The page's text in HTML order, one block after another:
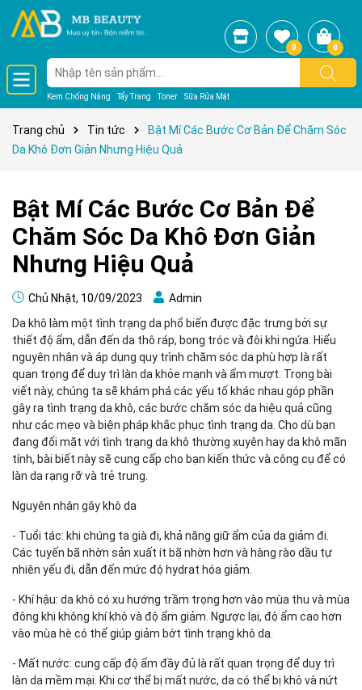
Kem Chống Nắng Tẩy Trang Toner Sữa Rửa Mặt
0 0
Trang chủ Tin tức
Bật Mí Các Bước Cơ Bản Để Chăm Sóc
Da Khô Đơn Giản Nhưng Hiệu Quả
Bật Mí Các Bước Cơ Bản Để
Chăm Sóc Da Khô Đơn Giản
Nhưng Hiệu Quả
Chủ Nhật, 10/09/2023
Admin
Da khô làm một tình trạng da phổ biến được đặc trưng bởi sự
thiết độ ẩm, dẫn đến da thô ráp, bong tróc và đôi khi ngứa. Hiểu
nguyên nhân và áp dụng quy trình chăm sóc da phù hợp là rất
quan trọng để duy trì làn da khỏe mạnh và ẩm mượt. Trong bài
viết này, chúng ta sẽ khám phá các yếu tố khác nhau góp phần
gây ra tình trạng da khô, các bước chăm sóc da hiệu quả cũng
như các mẹo và biện pháp khắc phục tình trạng da. Cho dù bạn
đang đối mặt với tình trạng da khô thường xuyên hay da khô mãn
tính, bài biết này sẽ cung cấp cho bạn kiến thức và công cụ để có
làn da rạng rỡ và trẻ trung.
Nguyên nhân gây khô da
- Tuổi tác: khi chúng ta già đi, khả năng giữ ẩm của da giảm đi.
Các tuyến bã nhờn sản xuất ít bã nhờn hơn và hàng rào dầu tự
nhiên yếu đi, dẫn đến mức độ hydrat hóa giảm.
- Khí hậu: da khô có xu hướng trầm trọng hơn vào mùa thu và mùa
đông khi không khí khô và độ ẩm giảm. Ngược lại, độ ẩm cao hơn
vào mùa hè có thể giúp giảm bớt tình trạng khô da.
- Mất nước: cung cấp độ ẩm đầy đủ là rất quan trọng để duy trì
làn da mềm mại. Khi cơ thể bị mất nước, da có thể bị khô và nứt